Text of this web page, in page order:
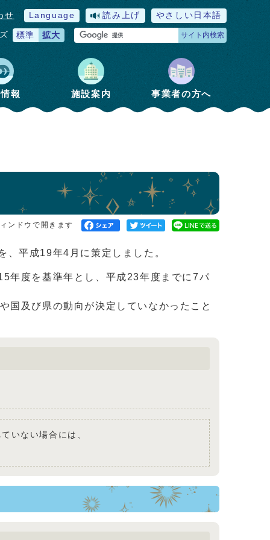
せ Language 読み上げ やさしい日本語
標準 拡大 サイト内検索
報 施設案内 事業者の方へ
ンドウで開きます
、平成19年4月に策定しました。
年度を基準年とし、平成23年度までに7パ
国及び県の動向が決定していなかったこと
いない場合には、